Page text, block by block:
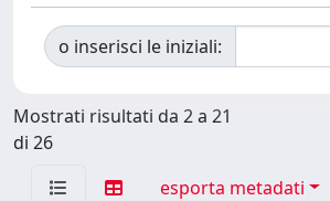
o inserisci le iniziali:
Mostrati risultati da 2 a 21
di 26
esporta metadati